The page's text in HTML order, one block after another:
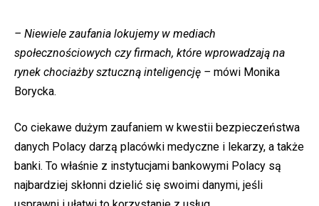
– Niewiele zaufania lokujemy w mediach
społecznościowych czy firmach, które wprowadzają na
rynek chociażby sztuczną inteligencję – mówi Monika
Borycka.
Co ciekawe dużym zaufaniem w kwestii bezpieczeństwa
danych Polacy darzą placówki medyczne i lekarzy, a także
banki. To właśnie z instytucjami bankowymi Polacy są
najbardziej skłonni dzielić się swoimi danymi, jeśli